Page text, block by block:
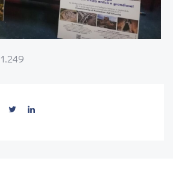
1.249